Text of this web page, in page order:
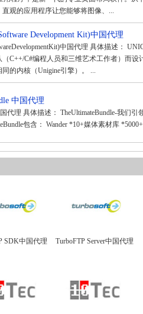
观的应用程序让您能够将图像、...
Development Kit)中国代理
中国代理 具体描述：
C++/C#编程人员和三维艺术工作者）而
的内核（Unigine引擎）。 ...
中国代理
国代理 具体描述： TheUltimateBundle-我们
包含： Wander *10+媒体素材库
SDK中国代理 TurboFTP Server中国代理